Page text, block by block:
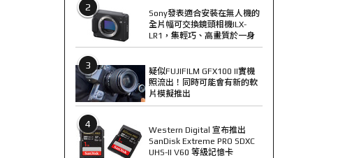
2
Sony發表適合安裝在無人機的
全片幅可交換鏡頭相機ILX-
LR1，集輕巧、高畫質於一身
3
疑似FUJIFILM GFX100 II實機
照流出！同時可能會有新的軟
片模擬推出
4
Western Digital 宣布推出
SanDisk Extreme PRO SDXC
UHS-II V60 等級記憶卡